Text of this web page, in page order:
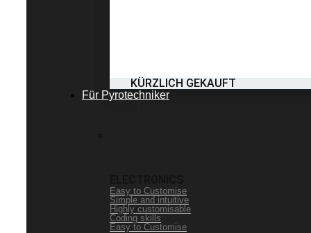
KÜRZLICH GEKAUFT
Für Pyrotechniker
Easy to Customise
Simple and intuitive
Highly customisable
Coding skills
Easy to Customise